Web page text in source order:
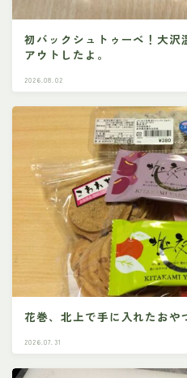
初バックシュトゥーベ！大沢
アウトしたよ。
2026.08.02
花巻、北上で手に入れたおや
2026.07.31